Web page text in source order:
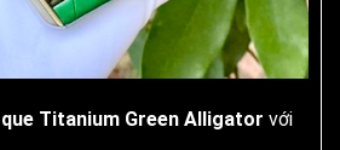
Titanium Green Alligator với